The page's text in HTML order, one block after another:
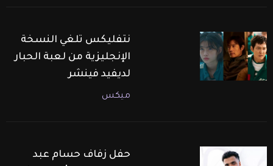
نتفليكس تلغي النسخة
الإنجليزية من لعبة الحبار
لديفيد فينشر
ميكس
حفل زفاف حسام عبد